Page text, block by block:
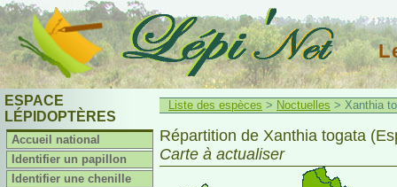
ESPACE
LÉPIDOPTÈRES
Accueil national
Identifier un papillon
Identifier une chenille
Liste des espèces > Noctuelles > Xanthia
Répartition de Xanthia togata
Carte à actualiser